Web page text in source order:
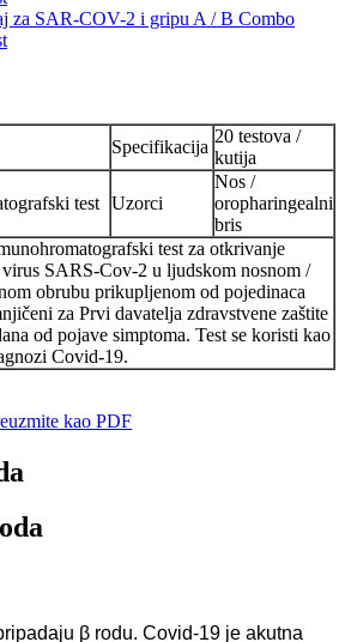
Specifikacija
20 testova /
kutija
test Uzorci
Nos /
oropharingealni
bris
test za otkrivanje
SARS-Cov-2 u ljudskom nosnom /
obrubu prikupljenom od pojedinaca
za Prvi davatelja zdravstvene zaštite
od pojave simptoma. Test se koristi kao
Covid-19.
kao PDF
β rodu. Covid-19 je akutna